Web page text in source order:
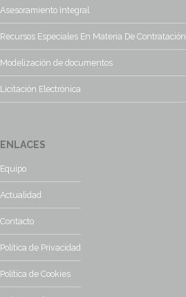
Asesoramiento Integral
Recursos Especiales En Materia De Contratación
Modelización de documentos
Licitación Electrónica
ENLACES
Equipo
Actualidad
Contacto
Política de Privacidad
Política de Cookies